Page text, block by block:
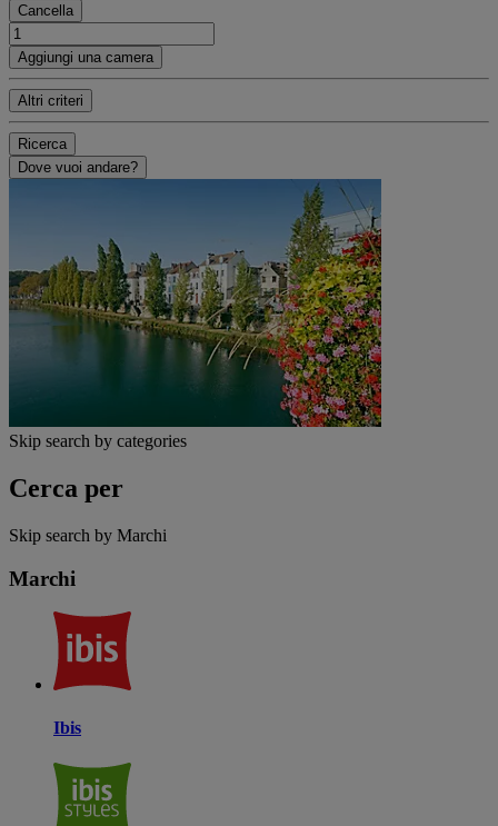
Cancella
Aggiungi una camera
Altri criteri
Ricerca
Dove vuoi andare?
Skip search by categories
Cerca per
Skip search by Marchi
Marchi
Ibis